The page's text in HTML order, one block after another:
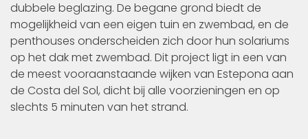
dubbele beglazing. De begane grond biedt de
mogelijkheid van een eigen tuin en zwembad, en de
penthouses onderscheiden zich door hun solariums
op het dak met zwembad. Dit project ligt in een van
de meest vooraanstaande wijken van Estepona aan
de Costa del Sol, dicht bij alle voorzieningen en op
slechts 5 minuten van het strand.